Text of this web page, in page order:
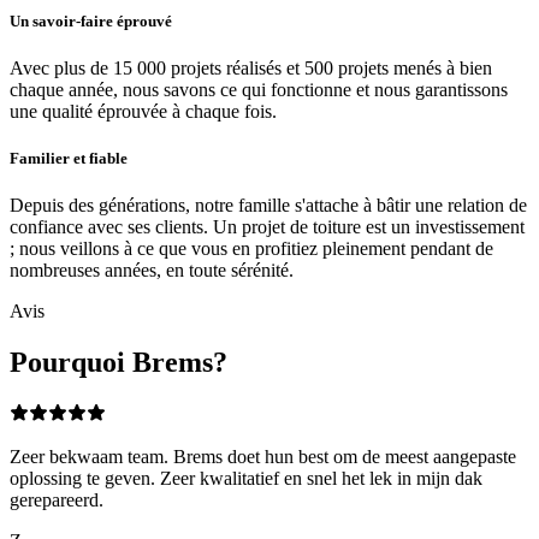
Un savoir-faire éprouvé
Avec plus de 15 000 projets réalisés et 500 projets menés à bien
chaque année, nous savons ce qui fonctionne et nous garantissons
une qualité éprouvée à chaque fois.
Familier et fiable
Depuis des générations, notre famille s'attache à bâtir une relation de
confiance avec ses clients. Un projet de toiture est un investissement
; nous veillons à ce que vous en profitiez pleinement pendant de
nombreuses années, en toute sérénité.
Avis
Pourquoi Brems?
Zeer bekwaam team. Brems doet hun best om de meest aangepaste
oplossing te geven. Zeer kwalitatief en snel het lek in mijn dak
gerepareerd.